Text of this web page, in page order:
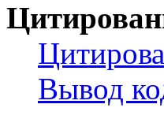
Вывод